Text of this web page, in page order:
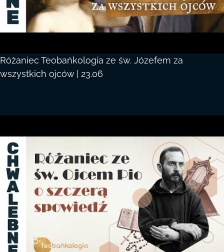
Różaniec Teobańkologia ze św. Józefem za
wszystkich ojców | 23.06